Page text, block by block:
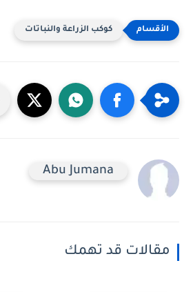
كوكب الزراعة والنباتات
Abu Jumana
مقالات قد تهمك